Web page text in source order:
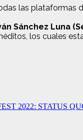
las
Sánchez Luna
los cuales
2022: STATUS